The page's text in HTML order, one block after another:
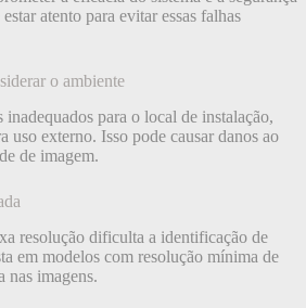
atento para evitar essas falhas
o ambiente
para o local de instalação,
uso externo. Isso pode causar danos ao
de imagem.
resolução dificulta a identificação de
em modelos com resolução mínima de
nas imagens.